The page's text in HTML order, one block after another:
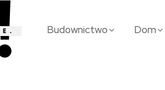
Budownictwo Dom